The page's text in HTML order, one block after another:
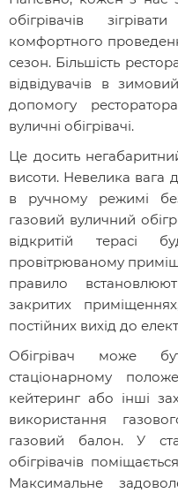
обігрівачів
комфортного
сезон. Більшість
відвідувачів в
допомогу
вуличні обігрівачі.
Це досить
висоти. Невелика вага
в ручному режимі
газовий вуличний
відкритій
провітрюваному
правило
закритих
постійних вихід до
Обігрівач може
стаціонарному
кейтеринг або інші
використання
газовий балон. У
обігрівачів
Максимальне